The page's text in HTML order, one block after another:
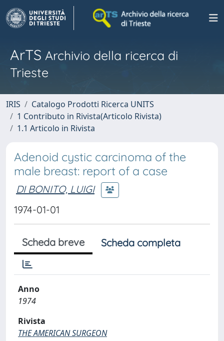
ArTS Archivio della ricerca di
Trieste
IRIS
Catalogo Prodotti Ricerca UNITS
1 Contributo in Rivista(Articolo Rivista)
1.1 Articolo in Rivista
Adenoid cystic carcinoma of the
male breast: report of a case
DI BONITO, LUIGI
1974-01-01
Scheda breve Scheda completa
Anno
1974
Rivista
THE AMERICAN SURGEON